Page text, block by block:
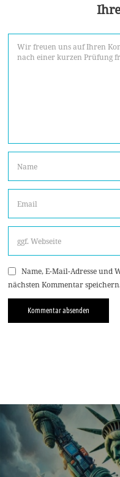
Name, E-Mail-Adresse und
nächsten Kommentar